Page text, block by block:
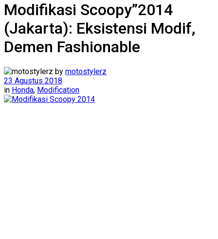
Modifikasi Scoopy”2014
(Jakarta): Eksistensi Modif,
Demen Fashionable
by motostylerz
23 Agustus 2018
in Honda, Modification